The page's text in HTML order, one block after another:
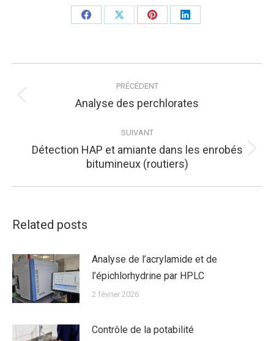
PartagerPartagerPartagerPartager
article
PRÉCÉDENT
Article
:
Analyse des perchlorates
SUIVANT
Article
suivant
:
Détection HAP et amiante dans les enrobés
bitumineux (routiers)
Related posts
Analyse de l’acrylamide et de
l’épichlorhydrine par HPLC
2 février 2026
Contrôle de la potabilité